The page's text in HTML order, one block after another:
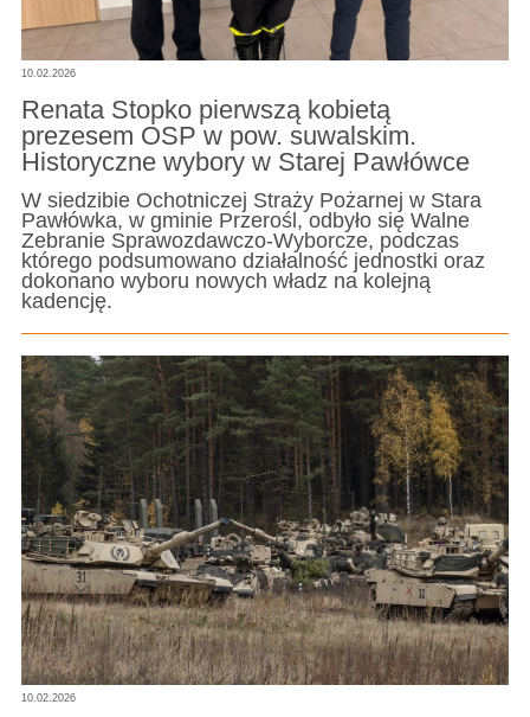
10.02.2026
Renata Stopko pierwszą kobietą
prezesem OSP w pow. suwalskim.
Historyczne wybory w Starej Pawłówce
W siedzibie Ochotniczej Straży Pożarnej w Stara
Pawłówka, w gminie Przerośl, odbyło się Walne
Zebranie Sprawozdawczo-Wyborcze, podczas
którego podsumowano działalność jednostki oraz
dokonano wyboru nowych władz na kolejną
kadencję.
10.02.2026